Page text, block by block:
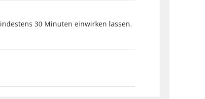
30 Minuten einwirken lassen.